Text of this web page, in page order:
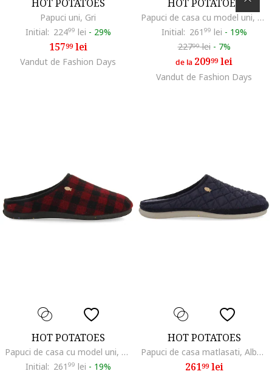
HOT POTATOES
Papuci uni, Gri
Initial: 22499 lei - 29%
15799lei
Vandut de Fashion Days
HOT POTATOES
Papuci de casa cu model uni, Gri
Initial: 261 99 lei - 19%
22799lei - 7%
de la 20999lei
Vandut de Fashion Days
HOT POTATOES
Papuci de casa cu model uni, Rosu/Negru
Initial: 261 99 lei - 19%
HOT POTATOES
Papuci de casa matlasati, Albastru ultramarin
26199lei